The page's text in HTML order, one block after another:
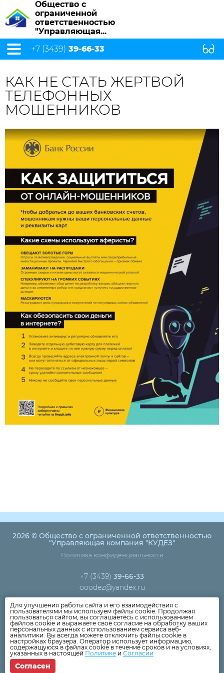
Общество с
ограниченной
ответственностью
"Управляющая...
+7 (3439) 39-66-33
КАК НЕ СТАТЬ ЖЕРТВОЙ
ТЕЛЕФОННЫХ
МОШЕННИКОВ
2026 © Общество с ограниченной ответственностью
"Управляющая компания "КУДЕЗ"
Политика конфиденциальности
+7 (3439) 39-66-33
ooodez@yandex.ru
Новости компании
Как оплатить
Дома
Раскрытие информации
Вопросы
Для улучшения работы сайта и его взаимодействия с
пользователями мы используем файлы cookie. Продолжая
пользоваться сайтом, вы соглашаетесь с использованием
файлов cookie и выражаете своё согласие на обработку ваших
персональных данных с использованием сервиса веб-
аналитики. Вы всегда можете отключить файлы cookie в
настройках браузера. Оператор использует информацию,
содержащуюся в файлах cookie в течение сроков и на условиях,
указанных в настоящей Политике и Согласии
Согласен